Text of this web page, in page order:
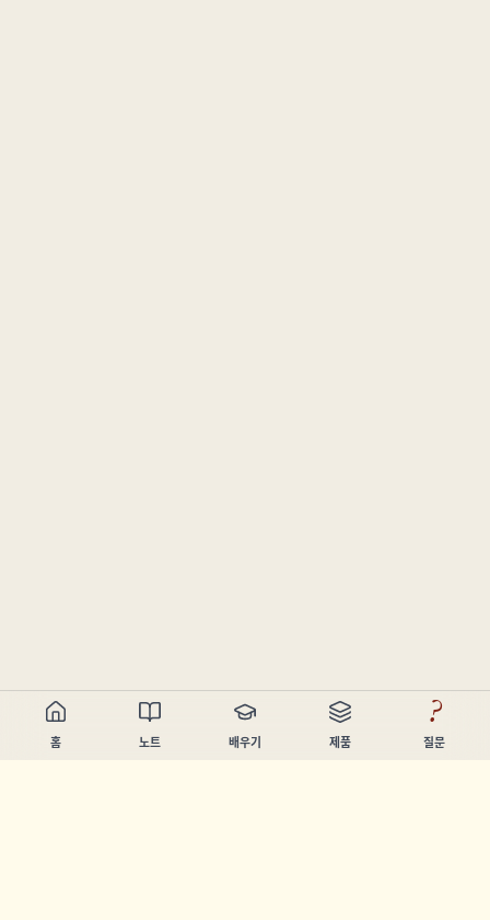
홈 노트 배우기 제품
?
질문